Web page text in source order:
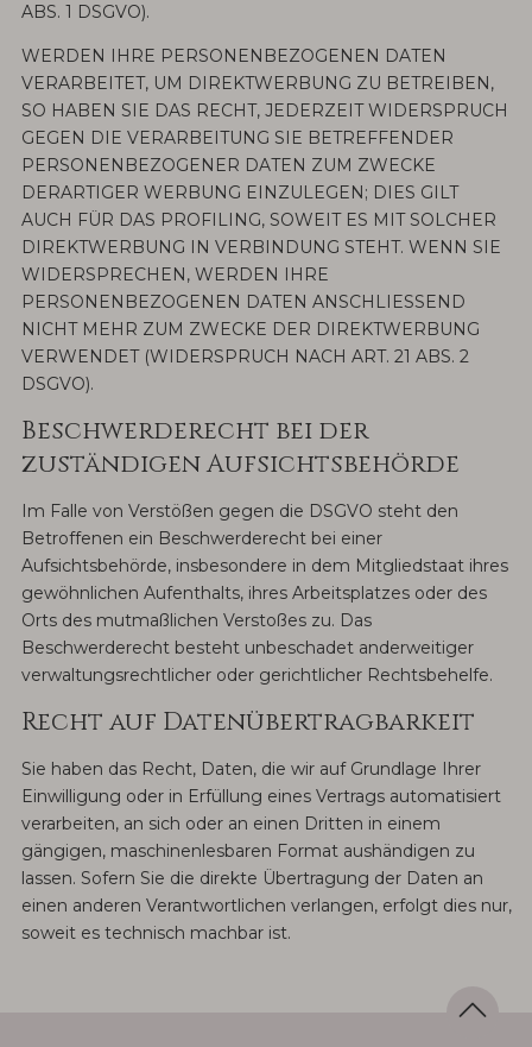
ABS. 1 DSGVO).
WERDEN IHRE PERSONENBEZOGENEN DATEN
VERARBEITET, UM DIREKTWERBUNG ZU BETREIBEN,
SO HABEN SIE DAS RECHT, JEDERZEIT WIDERSPRUCH
GEGEN DIE VERARBEITUNG SIE BETREFFENDER
PERSONENBEZOGENER DATEN ZUM ZWECKE
DERARTIGER WERBUNG EINZULEGEN; DIES GILT
AUCH FÜR DAS PROFILING, SOWEIT ES MIT SOLCHER
DIREKTWERBUNG IN VERBINDUNG STEHT. WENN SIE
WIDERSPRECHEN, WERDEN IHRE
PERSONENBEZOGENEN DATEN ANSCHLIESSEND
NICHT MEHR ZUM ZWECKE DER DIREKTWERBUNG
VERWENDET (WIDERSPRUCH NACH ART. 21 ABS. 2
DSGVO).
Beschwerderecht bei der
zuständigen Aufsichtsbehörde
Im Falle von Verstößen gegen die DSGVO steht den
Betroffenen ein Beschwerderecht bei einer
Aufsichtsbehörde, insbesondere in dem Mitgliedstaat ihres
gewöhnlichen Aufenthalts, ihres Arbeitsplatzes oder des
Orts des mutmaßlichen Verstoßes zu. Das
Beschwerderecht besteht unbeschadet anderweitiger
verwaltungsrechtlicher oder gerichtlicher Rechtsbehelfe.
Recht auf Datenübertragbarkeit
Sie haben das Recht, Daten, die wir auf Grundlage Ihrer
Einwilligung oder in Erfüllung eines Vertrags automatisiert
verarbeiten, an sich oder an einen Dritten in einem
gängigen, maschinenlesbaren Format aushändigen zu
lassen. Sofern Sie die direkte Übertragung der Daten an
einen anderen Verantwortlichen verlangen, erfolgt dies nur,
soweit es technisch machbar ist.